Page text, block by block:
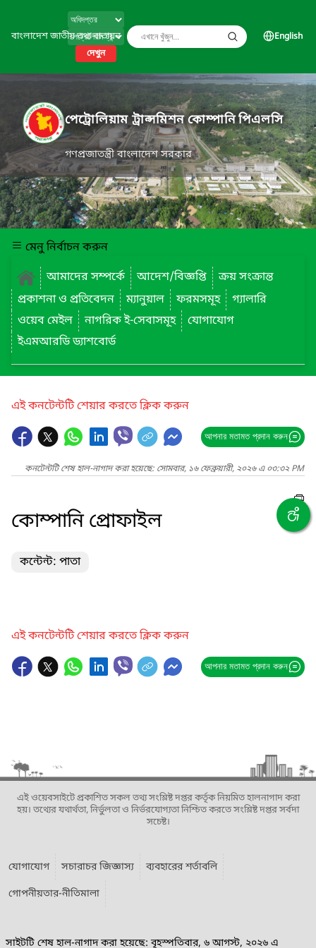
বাংলাদেশ জাতীয় তথ্য বাতায়ন
দেখুন
English
পেট্রোলিয়াম ট্রান্সমিশন কোম্পানি পিএলসি
গণপ্রজাতন্ত্রী বাংলাদেশ সরকার
মেনু নির্বাচন করুন
আমাদের সম্পর্কে
আদেশ/বিজ্ঞপ্তি
ক্রয় সংক্রান্ত
প্রকাশনা ও প্রতিবেদন
ম্যানুয়াল ফরমসমূহ
গ্যালারি
ওয়েব মেইল
নাগরিক ই-সেবাসমূহ
যোগাযোগ
ইএমআরডি ড্যাশবোর্ড
এই কনটেন্টটি শেয়ার করতে ক্লিক করুন
আপনার মতামত প্রদান করুন
কনটেন্টটি শেষ হাল-নাগাদ করা হয়েছে: সোমবার, ১৬ ফেব্রুয়ারী, ২০২৬ এ ০৩:৩২ PM
কোম্পানি প্রোফাইল
কন্টেন্ট: পাতা
এই কনটেন্টটি শেয়ার করতে ক্লিক করুন
আপনার মতামত প্রদান করুন
এই ওয়েবসাইটে প্রকাশিত সকল তথ্য সংশ্লিষ্ট দপ্তর কর্তৃক নিয়মিত হালনাগাদ করা
হয়। তথ্যের যথার্থতা, নির্ভুলতা ও নির্ভরযোগ্যতা নিশ্চিত করতে সংশ্লিষ্ট দপ্তর সর্বদা
সচেষ্ট।
যোগাযোগ সচারাচর জিজ্ঞাস্য
ব্যবহারের শর্তাবলি
গোপনীয়তার-নীতিমালা
সাইটটি শেষ হাল-নাগাদ করা হয়েছে: বৃহস্পতিবার, ৬ আগস্ট, ২০২৬ এ